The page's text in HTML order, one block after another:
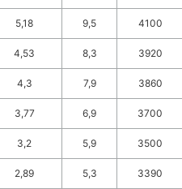
5,18 9,5 4100
4,53 8,3 3920
4,3 7,9 3860
3,77 6,9 3700
3,2 5,9 3500
2,89 5,3 3390